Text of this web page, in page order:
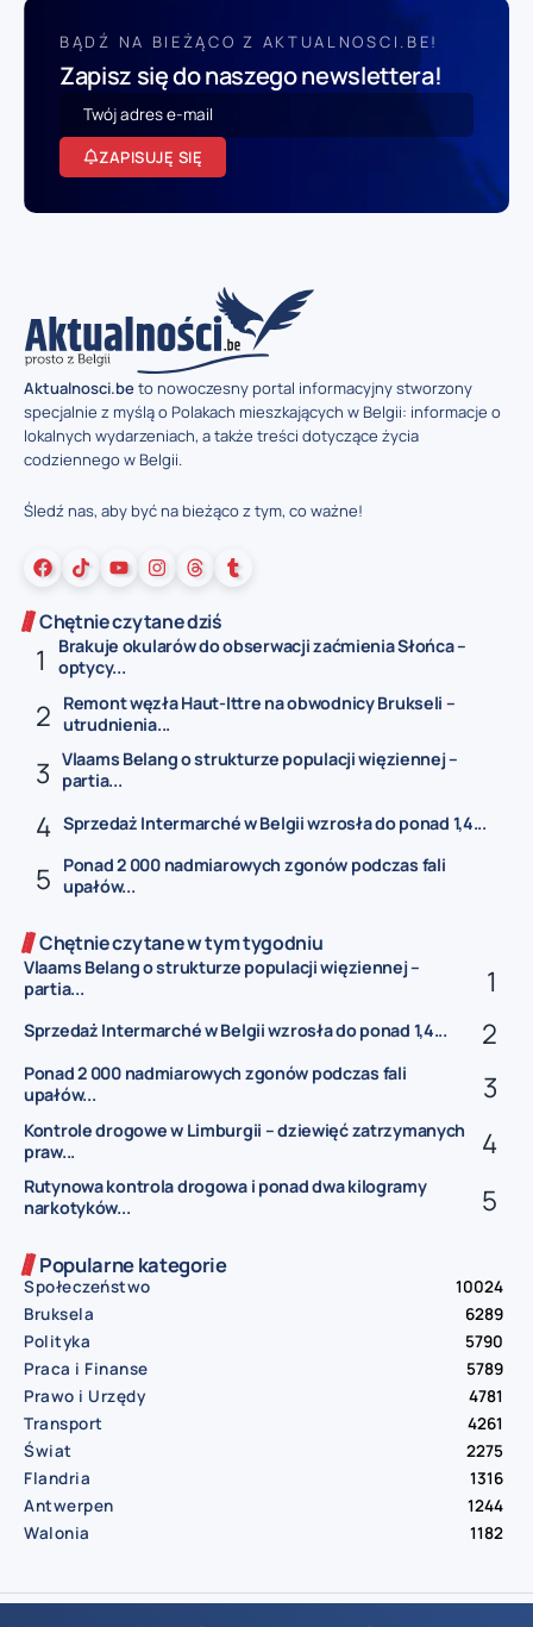
BĄDŹ NA BIEŻĄCO Z AKTUALNOSCI.BE!
Zapisz się do naszego newslettera!
ZAPISUJĘ SIĘ
Aktualnosci.beto nowoczesny portal informacyjny stworzony
specjalnie z myślą o Polakach mieszkających w Belgii: informacje o
lokalnych wydarzeniach, a także treści dotyczące życia
codziennego w Belgii.
Śledź nas, aby być na bieżąco z tym, co ważne!
Chętnie czytane dziś
Brakuje okularów do obserwacji zaćmienia Słońca –
optycy...
Remont węzła Haut-Ittre na obwodnicy Brukseli –
utrudnienia...
Vlaams Belang o strukturze populacji więziennej –
partia...
Sprzedaż Intermarché w Belgii wzrosła do ponad 1,4...
Ponad 2 000 nadmiarowych zgonów podczas fali
upałów...
Chętnie czytane w tym tygodniu
Vlaams Belang o strukturze populacji więziennej –
partia...
Sprzedaż Intermarché w Belgii wzrosła do ponad 1,4...
Ponad 2 000 nadmiarowych zgonów podczas fali
upałów...
Kontrole drogowe w Limburgii – dziewięć zatrzymanych
praw...
Rutynowa kontrola drogowa i ponad dwa kilogramy
narkotyków...
Popularne kategorie
Społeczeństwo
10024
Bruksela
6289
Polityka
5790
Praca i Finanse
5789
Prawo i Urzędy
4781
Transport
4261
Świat
2275
Flandria
1316
Antwerpen
1244
Walonia
1182